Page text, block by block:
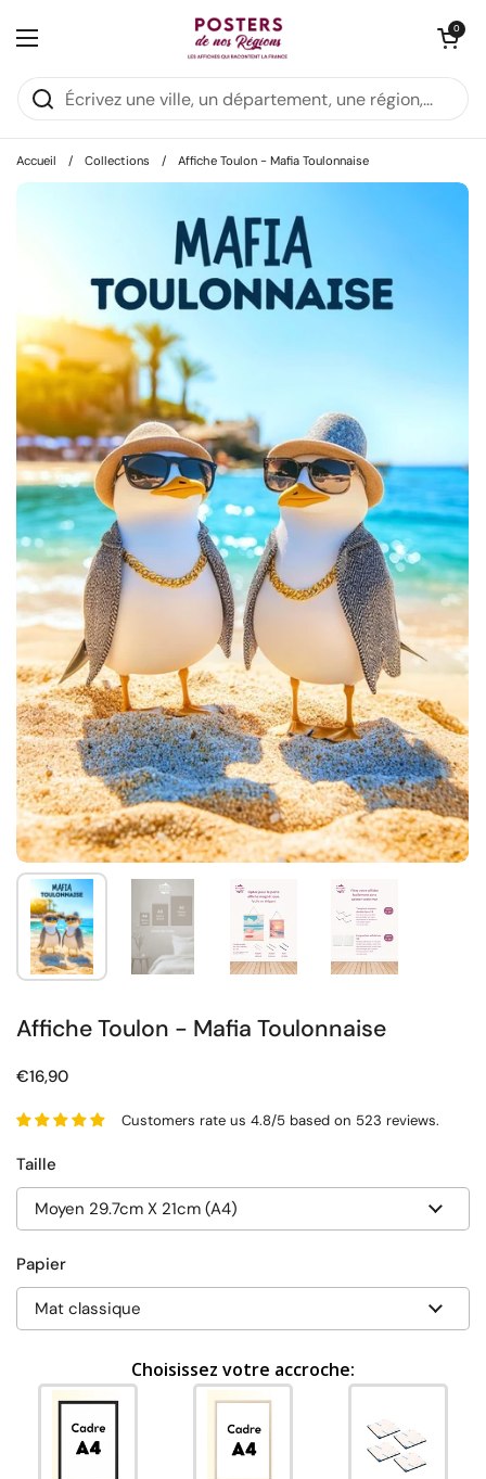
09 : 31 : 15
HRS MIN SEC
3ème affiche gratuite
Ouvrir le menu
Ouvrir le
0
Accueil / Collections / Affiche Toulon - Mafia Toulonnaise
Affiche Toulon - Mafia Toulonnaise
€16,90
Customers rate us 4.8/5 based on 523 reviews.
Taille
Papier
Choisissez votre accroche: